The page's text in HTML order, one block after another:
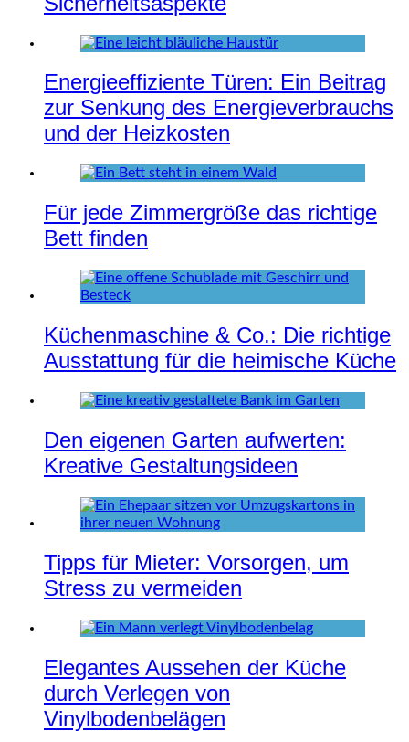
Energieeffiziente Türen: Ein Beitrag
zur Senkung des Energieverbrauchs
und der Heizkosten
Für jede Zimmergröße das richtige
Bett finden
Küchenmaschine & Co.: Die richtige
Ausstattung für die heimische Küche
Den eigenen Garten aufwerten:
Kreative Gestaltungsideen
Tipps für Mieter: Vorsorgen, um
Stress zu vermeiden
Elegantes Aussehen der Küche
durch Verlegen von
Vinylbodenbelägen